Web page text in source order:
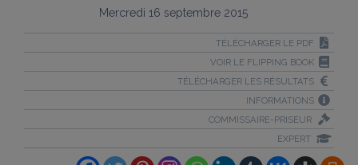
Mercredi 16 septembre 2015
TÉLÉCHARGER LE PDF
VOIR LE FLIPPING BOOK
TÉLÉCHARGER LES RÉSULTATS
INFORMATIONS
COMMISSAIRE-PRISEUR
EXPERT